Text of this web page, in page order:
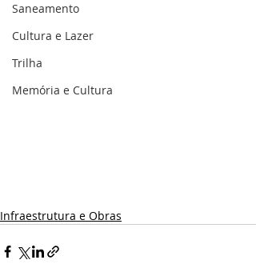
Saneamento
Cultura e Lazer
Trilha
Memória e Cultura
Infraestrutura e Obras